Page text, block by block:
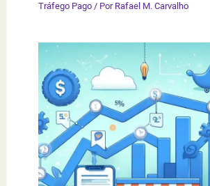
Tráfego Pago / Por Rafael M. Carvalho